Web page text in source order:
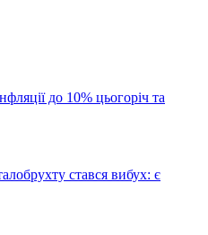
до 10% цьогоріч та
стався вибух: є